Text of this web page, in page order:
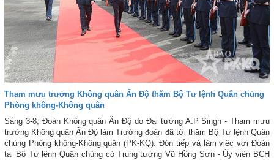
Tham mưu trưởng Không quân Ấn Độ thăm Bộ Tư lệnh Quân chủng
Phòng không-Không quân
Sáng 3-8, Đoàn Không quân Ấn Độ do Đại tướng A.P Singh - Tham mưu
trưởng Không quân Ấn Độ làm Trưởng đoàn đã tới thăm Bộ Tư lệnh Quân
chủng Phòng không-Không quân (PK-KQ). Đón tiếp và làm việc với Đoàn
tại Bộ Tư lệnh Quân chủng có Trung tướng Vũ Hồng Sơn - Ủy viên BCH